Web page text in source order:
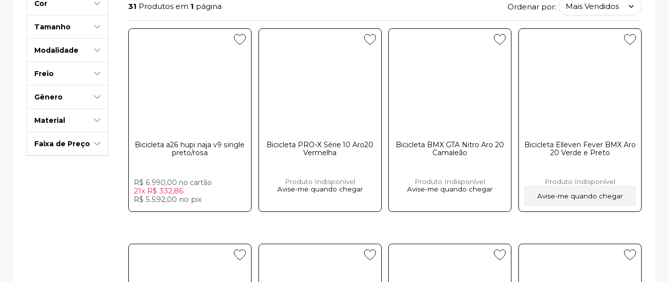
Cor
Tamanho
Modalidade
Freio
Gênero
Material
Faixa de Preço
31 Produtos em 1 página Ordenar por:
Bicicleta a26 hupi naja v9 single
preto/rosa
R$ 6.990,00 no cartão
21x R$ 332,86
R$ 5.592,00 no pix
Bicicleta PRO-X Série 10 Aro20
Vermelha
Produto Indisponível
Avise-me quando chegar
Bicicleta BMX GTA Nitro Aro 20
Camaleãoㅤㅤㅤㅤㅤㅤㅤㅤㅤㅤ
Produto Indisponível
Avise-me quando chegar
Bicicleta Elleven Fever BMX Aro
20 Verde e Preto
Produto Indisponível
Avise-me quando chegar